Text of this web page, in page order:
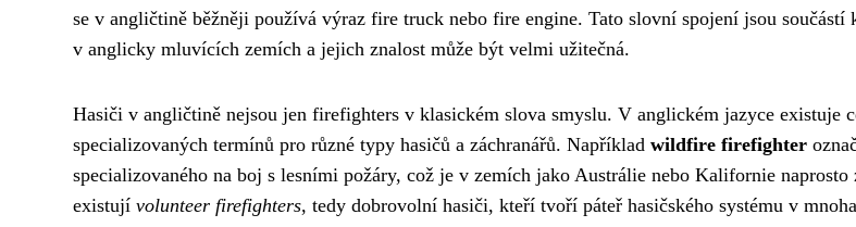
se v angličtině běžněji používá výraz fire truck nebo fire engine. Tato slovní spojení jsou součástí
v anglicky mluvících zemích a jejich znalost může být velmi užitečná.
Hasiči v angličtině nejsou jen firefighters v klasickém slova smyslu. V anglickém jazyce existuje
specializovaných termínů pro různé typy hasičů a záchranářů. Například wildfire firefighter
specializovaného na boj s lesními požáry, což je v zemích jako Austrálie nebo Kalifornie naprosto
existují volunteer firefighters, tedy dobrovolní hasiči, kteří tvoří páteř hasičského systému v